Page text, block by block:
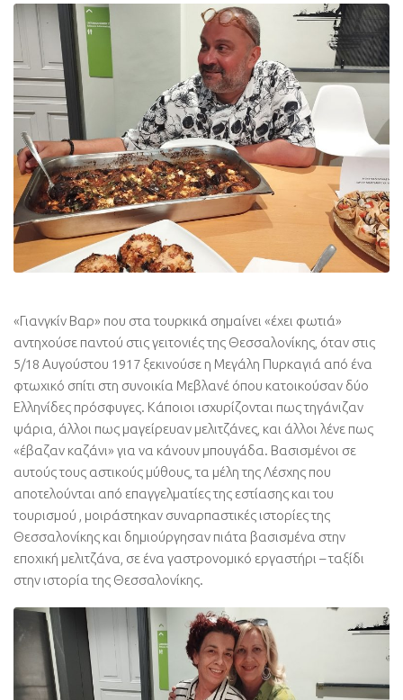
«Γιανγκίν Βαρ» που στα τουρκικά σημαίνει «έχει φωτιά»
αντηχούσε παντού στις γειτονιές της Θεσσαλονίκης, όταν στις
5/18 Αυγούστου 1917 ξεκινούσε η Μεγάλη Πυρκαγιά από ένα
φτωχικό σπίτι στη συνοικία Μεβλανέ όπου κατοικούσαν δύο
Ελληνίδες πρόσφυγες. Κάποιοι ισχυρίζονται πως τηγάνιζαν
ψάρια, άλλοι πως μαγείρευαν μελιτζάνες, και άλλοι λένε πως
«έβαζαν καζάνι» για να κάνουν μπουγάδα. Βασισμένοι σε
αυτούς τους αστικούς μύθους, τα μέλη της Λέσχης που
αποτελούνται από επαγγελματίες της εστίασης και του
τουρισμού , μοιράστηκαν συναρπαστικές ιστορίες της
Θεσσαλονίκης και δημιούργησαν πιάτα βασισμένα στην
εποχική μελιτζάνα, σε ένα γαστρονομικό εργαστήρι – ταξίδι
στην ιστορία της Θεσσαλονίκης.